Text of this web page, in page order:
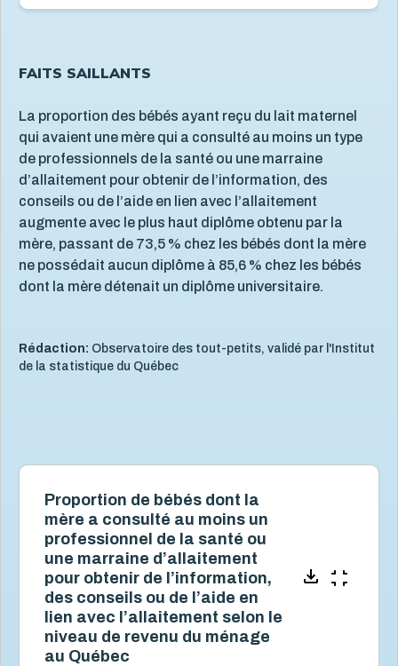
FAITS SAILLANTS
La proportion des bébés ayant reçu du lait maternel
qui avaient une mère qui a consulté au moins un type
de professionnels de la santé ou une marraine
d’allaitement pour obtenir de l’information, des
conseils ou de l’aide en lien avec l’allaitement
augmente avec le plus haut diplôme obtenu par la
mère, passant de 73,5 % chez les bébés dont la mère
ne possédait aucun diplôme à 85,6 % chez les bébés
dont la mère détenait un diplôme universitaire.
Rédaction: Observatoire des tout-petits, validé par l'Institut
de la statistique du Québec
Proportion de bébés dont la
mère a consulté au moins un
professionnel de la santé ou
une marraine d’allaitement
pour obtenir de l’information,
des conseils ou de l’aide en
lien avec l’allaitement selon le
niveau de revenu du ménage
au Québec